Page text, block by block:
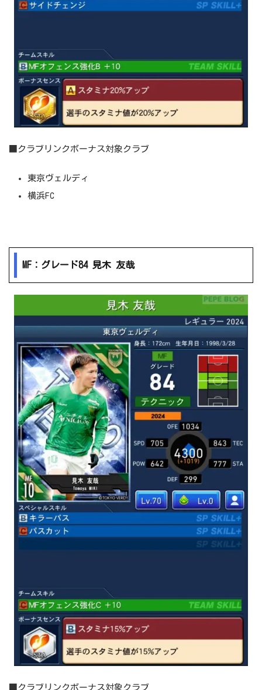
■クラブリンクボーナス対象クラブ
東京ヴェルディ
横浜FC
MF：グレード84 見木 友哉
■クラブリンクボーナス対象クラブ